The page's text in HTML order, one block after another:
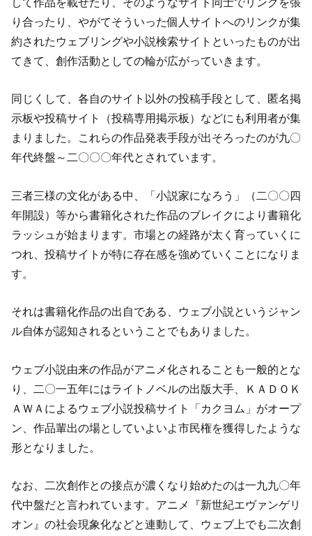
り合ったり、やがてそういった個人サイトへのリンクが集
約されたウェブリングや小説検索サイトといったものが出
てきて、創作活動としての輪が広がっていきます。
同じくして、各自のサイト以外の投稿手段として、匿名掲
示板や投稿サイト（投稿専用掲示板）などにも利用者が集
まりました。これらの作品発表手段が出そろったのが九〇
年代終盤～二〇〇〇年代とされています。
三者三様の文化がある中、「小説家になろう」（二〇〇四
年開設）等から書籍化された作品のブレイクにより書籍化
ラッシュが始まります。市場との経路が太く育っていくに
つれ、投稿サイトが特に存在感を強めていくことになりま
す。
それは書籍化作品の出自である、ウェブ小説というジャン
ル自体が認知されるということでもありました。
ウェブ小説由来の作品がアニメ化されることも一般的とな
り、二〇一五年にはライトノベルの出版大手、ＫＡＤＯＫ
ＡＷＡによるウェブ小説投稿サイト「カクヨム」がオープ
ン、作品輩出の場としていよいよ市民権を獲得したような
形となりました。
なお、二次創作との接点が濃くなり始めたのは一九九〇年
代中盤だと言われています。アニメ『新世紀エヴァンゲリ
オン』の社会現象化などと連動して、ウェブ上でも二次創